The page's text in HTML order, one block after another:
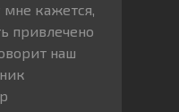
мне кажется,
привлечено
наш